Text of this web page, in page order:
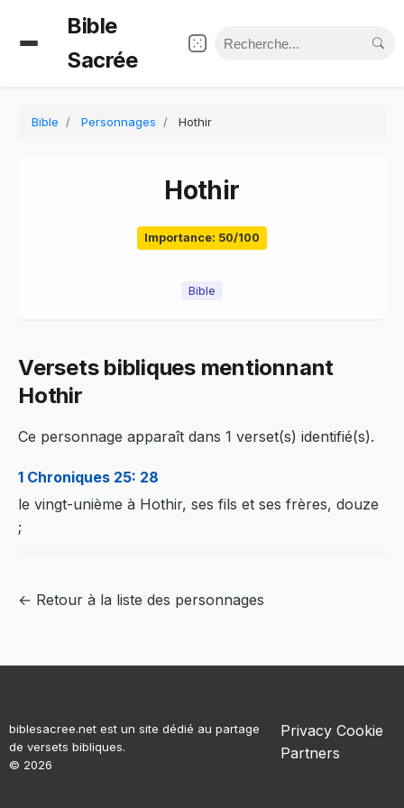
Bible
Sacrée
Bible Personnages Hothir
Hothir
Importance: 50/100
Bible
Versets bibliques mentionnant
Hothir
Ce personnage apparaît dans 1 verset(s) identifié(s).
1 Chroniques 25: 28
le vingt-unième à Hothir, ses fils et ses frères, douze
;
← Retour à la liste des personnages
biblesacree.net est un site dédié au partage
de versets bibliques.
© 2026
Privacy Cookie
Partners